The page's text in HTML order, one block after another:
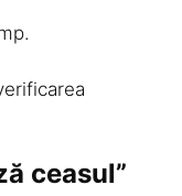
ceasul”